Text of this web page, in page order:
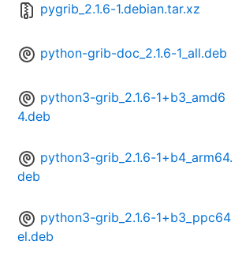
pygrib_2.1.6-1.debian.tar.xz
python-grib-doc_2.1.6-1_all.deb
python3-grib_2.1.6-1+b3_amd6
4.deb
python3-grib_2.1.6-1+b4_arm64.
deb
python3-grib_2.1.6-1+b3_ppc64
el.deb